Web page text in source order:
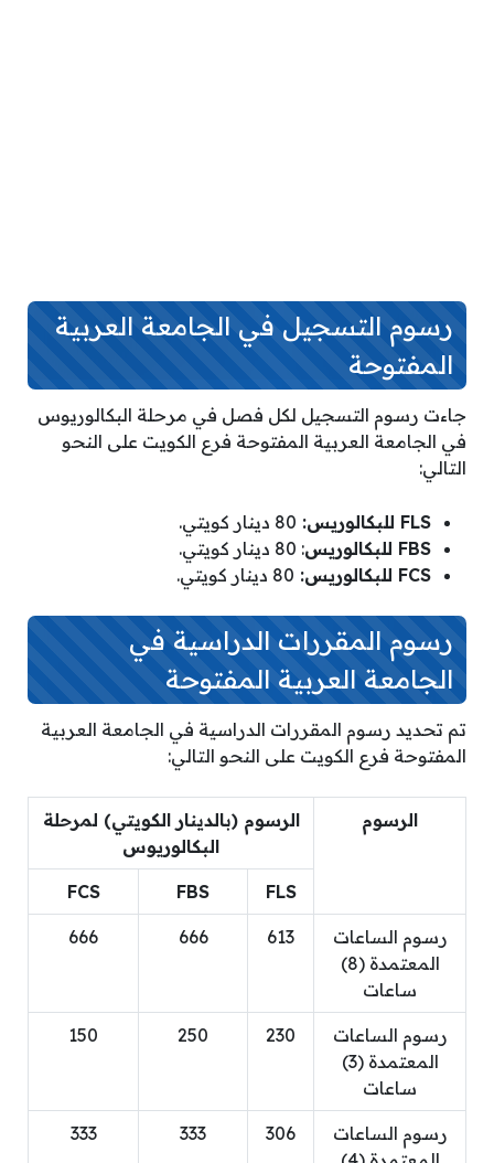
رسوم التسجيل في الجامعة العربية
المفتوحة
جاءت رسوم التسجيل لكل فصل في مرحلة البكالوريوس
في الجامعة العربية المفتوحة فرع الكويت على النحو
التالي:
FLS للبكالوريس:
80 دينار كويتي.
FBS للبكالوريس
: 80 دينار كويتي.
FCS للبكالوريس:
80 دينار كويتي.
رسوم المقررات الدراسية في
الجامعة العربية المفتوحة
تم تحديد رسوم المقررات الدراسية في الجامعة العربية
المفتوحة فرع الكويت على النحو التالي:
الرسوم
الرسوم (بالدينار الكويتي) لمرحلة
البكالوريوس
FLS
FBS
FCS
رسوم الساعات
المعتمدة (8)
ساعات
613
666
666
رسوم الساعات
المعتمدة (3)
ساعات
230
250
150
رسوم الساعات
306
333
333